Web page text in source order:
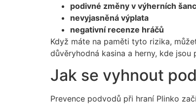
podivné změny v výherních
nevyjasněná výplata
negativní recenze hráčů
Když máte na paměti tyto rizika,
důvěryhodná kasina a herny, kde jsou
Jak se vyhnout
Prevence podvodů při hraní Plinko